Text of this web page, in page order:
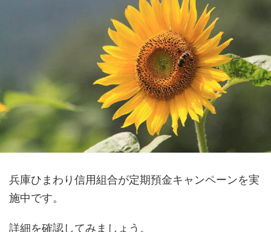
兵庫ひまわり信用組合が定期預金キャンペーンを実
施中です。
詳細を確認してみましょう。